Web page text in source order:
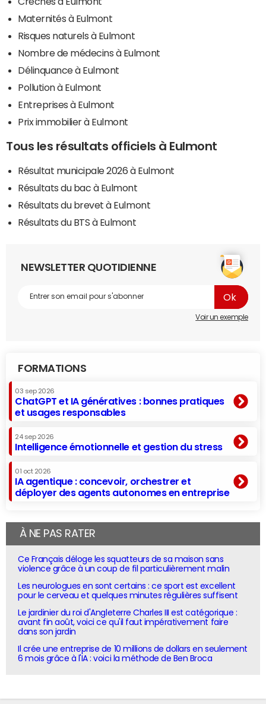
Maternités à Eulmont
Risques naturels à Eulmont
Nombre de médecins à Eulmont
Délinquance à Eulmont
Pollution à Eulmont
Entreprises à Eulmont
Prix immobilier à Eulmont
Tous les résultats officiels à Eulmont
Résultat municipale 2026 à Eulmont
Résultats du bac à Eulmont
Résultats du brevet à Eulmont
Résultats du BTS à Eulmont
NEWSLETTER QUOTIDIENNE
Voir un exemple
FORMATIONS
03 sep 2026
ChatGPT et IA génératives : bonnes pratiques
et usages responsables
24 sep 2026
Intelligence émotionnelle et gestion du stress
01 oct 2026
IA agentique : concevoir, orchestrer et
déployer des agents autonomes en entreprise
À NE PAS RATER
Ce Français déloge les squatteurs de sa maison sans
violence grâce à un coup de fil particulièrement malin
Les neurologues en sont certains : ce sport est excellent
pour le cerveau et quelques minutes régulières suffisent
Le jardinier du roi d'Angleterre Charles III est catégorique :
avant fin août, voici ce qu'il faut impérativement faire
dans son jardin
Il crée une entreprise de 10 millions de dollars en seulement
6 mois grâce à l'IA : voici la méthode de Ben Broca